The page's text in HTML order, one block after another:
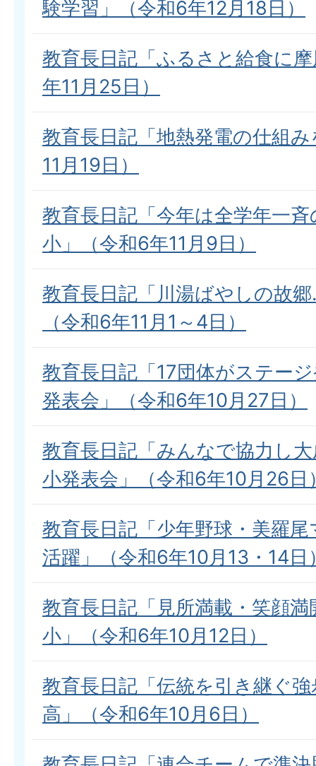
験学習」（令和6年12月18日）
教育長日記「ふるさと給食に
年11月25日）
教育長日記「地熱発電の仕組
11月19日）
教育長日記「今年は全学年一
小」（令和6年11月9日）
教育長日記「川湯ばやしの故
（令和6年11月1～4日）
教育長日記「17団体がステー
発表会」（令和6年10月27日）
教育長日記「みんなで協力し
小発表会」（令和6年10月26日
教育長日記「少年野球・美羅
活躍」（令和6年10月13・14日
教育長日記「見所満載・笑顔
小」（令和6年10月12日）
教育長日記「伝統を引き継ぐ
高」（令和6年10月6日）